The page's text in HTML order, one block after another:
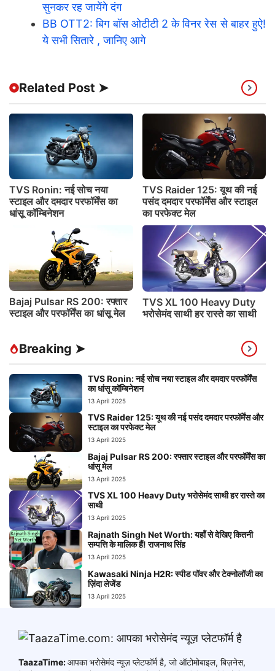
सुनकर रह जायेंगे दंग
BB OTT2: बिग बॉस ओटीटी 2 के विनर रेस से बाहर हुऐ!
ये सभी सितारे , जानिए आगे
Related Post ➤
TVS Ronin: नई सोच नया
स्टाइल और दमदार परफॉर्मेंस का
धांसू कॉम्बिनेशन
TVS Raider 125: यूथ की नई
पसंद दमदार परफॉर्मेंस और स्टाइल
का परफेक्ट मेल
Bajaj Pulsar RS 200: रफ्तार
स्टाइल और परफॉर्मेंस का धांसू मेल
TVS XL 100 Heavy Duty
भरोसेमंद साथी हर रास्ते का साथी
Breaking ➤
TVS Ronin: नई सोच नया स्टाइल और दमदार परफॉर्मेंस
का धांसू कॉम्बिनेशन
13 April 2025
TVS Raider 125: यूथ की नई पसंद दमदार परफॉर्मेंस और
स्टाइल का परफेक्ट मेल
13 April 2025
Bajaj Pulsar RS 200: रफ्तार स्टाइल और परफॉर्मेंस का
धांसू मेल
13 April 2025
TVS XL 100 Heavy Duty भरोसेमंद साथी हर रास्ते का
साथी
13 April 2025
Rajnath Singh Net Worth: यहाँ से देखिए कितनी
सम्पत्ति के मालिक हैं! राजनाथ सिंह
13 April 2025
Kawasaki Ninja H2R: स्पीड पॉवर और टेक्नोलॉजी का
ज़िंदा लेजेंड
13 April 2025
TaazaTime:आपका भरोसेमंद न्यूज़ प्लेटफॉर्म है, जो ऑटोमोबाइल, बिज़नेस,